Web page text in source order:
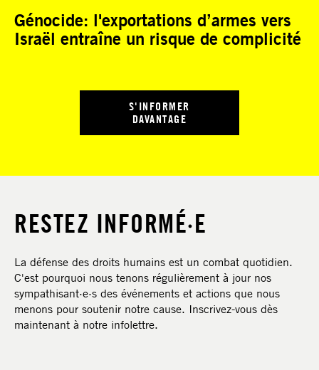
Génocide: l'exportations d’armes vers
Israël entraîne un risque de complicité
S'INFORMER
DAVANTAGE
RESTEZ INFORMÉ·E
La défense des droits humains est un combat quotidien.
C'est pourquoi nous tenons régulièrement à jour nos
sympathisant·e·s des événements et actions que nous
menons pour soutenir notre cause. Inscrivez-vous dès
maintenant à notre infolettre.